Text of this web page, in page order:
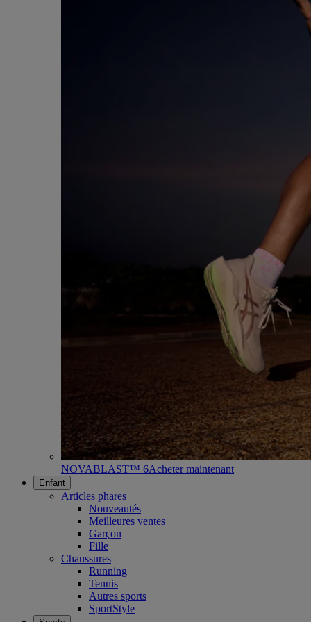
NOVABLAST™ 6Acheter maintenant
Enfant
Articles phares
Nouveautés
Meilleures ventes
Garçon
Fille
Chaussures
Running
Tennis
Autres sports
SportStyle